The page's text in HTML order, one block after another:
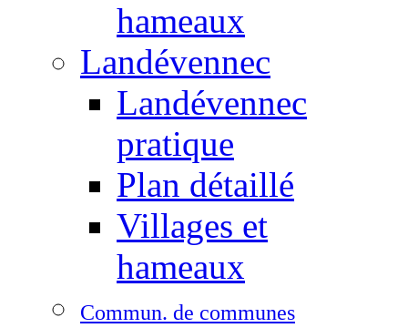
hameaux
Landévennec
Landévennec
pratique
Plan détaillé
Villages et
hameaux
Commun. de communes